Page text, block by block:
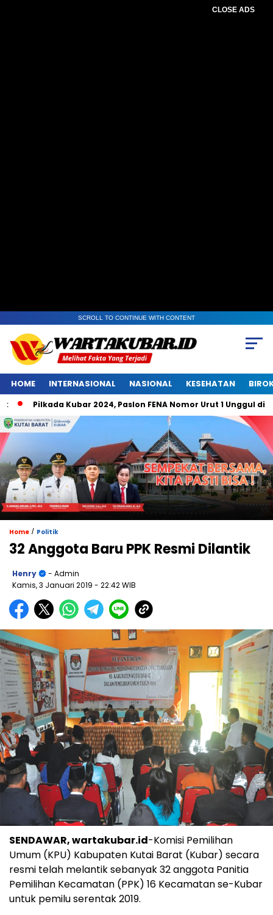
CLOSE ADS
SCROLL TO CONTINUE WITH CONTENT
HOME INTERNASIONAL NASIONAL KESEHATAN
Pilkada Kubar 2024, Paslon FENA Nomor Urut 1 Unggul di
Home / Politik
32 Anggota Baru PPK Resmi Dilantik
Henry
- Admin
Kamis, 3 Januari 2019 - 22:42 WIB
SENDAWAR, wartakubar.id-Komisi Pemilihan
Umum (KPU) Kabupaten Kutai Barat (Kubar) secara
resmi telah melantik sebanyak 32 anggota Panitia
Pemilihan Kecamatan (PPK) 16 Kecamatan se-Kubar
untuk pemilu serentak 2019.